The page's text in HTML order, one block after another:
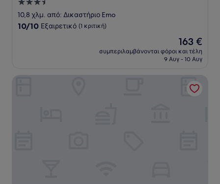
Κατάλυμα
με
3.5
10,8 χλμ. από: Δικαστήριο Emo
10.0
10/10 Εξαιρετικό (1 κριτική)
Η
τιμή
είναι
163 €
συμπεριλαμβάνονται φόροι και τέλη
9 Αυγ - 10 Αυγ